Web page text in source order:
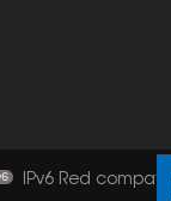
IPv6 Red